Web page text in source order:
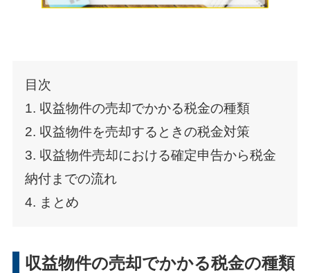
目次
1. 収益物件の売却でかかる税金の種類
2. 収益物件を売却するときの税金対策
3. 収益物件売却における確定申告から税金
納付までの流れ
4. まとめ
収益物件の売却でかかる税金の種類